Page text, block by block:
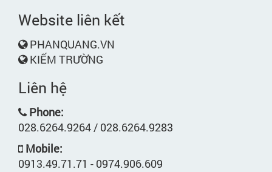
Website liên kết
PHANQUANG.VN
KIẾM TRƯỜNG
Liên hệ
Phone:
028.6264.9264 / 028.6264.9283
Mobile:
0913.49.71.71 - 0974.906.609